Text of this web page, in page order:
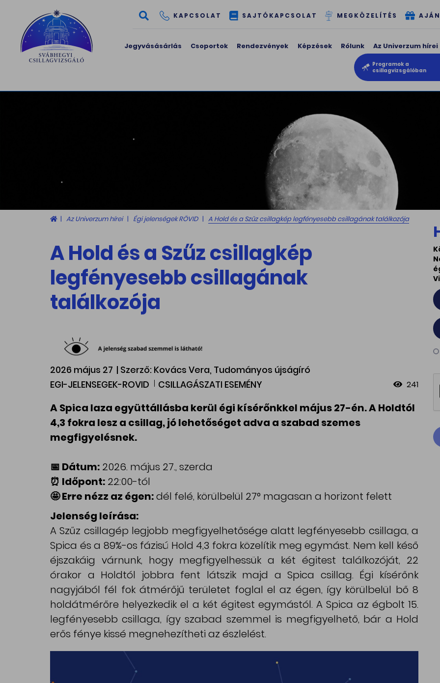
KAPCSOLAT SAJTÓKAPCSOLAT MEGKÖZELÍTÉS
Jegyvásásárlás Csoportok Rendezvények Képzések Rólunk Az Univerzum hírei
Programok a
csillagvizsgálóban
Az Univerzum hírei Égi jelenségek RÖVID A Hold és a Szűz csillagkép legfényesebb csillagának találkozója
A Hold és a Szűz csillagkép
legfényesebb csillagának
találkozója
2026 május 27 | Szerző: Kovács Vera, Tudományos újságíró
EGI-JELENSEGEK-ROVID
CSILLAGÁSZATI ESEMÉNY 241
A Spica laza együttállásba kerül égi kísérőnkkel május 27-én. A Holdtól
4,3 fokra lesz a csillag, jó lehetőséget adva a szabad szemes
megfigyelésnek.
📅 Dátum: 2026. május 27., szerda
⏰ Időpont: 22:00-tól
🤩 Erre nézz az égen:dél felé, körülbelül 27° magasan a horizont felett
Jelenség leírása:
A Szűz csillagép legjobb megfigyelhetősége alatt legfényesebb csillaga, a
Spica és a 89%-os fázisú Hold 4,3 fokra közelítik meg egymást. Nem kell késő
éjszakáig várnunk, hogy megfigyelhessük a két égitest találkozóját, 22
órakor a Holdtól jobbra fent látszik majd a Spica csillag. Égi kísérőnk
nagyjából fél fok átmérőjű területet foglal el az égen, így körülbelül bő 8
holdátmérőre helyezkedik el a két égitest egymástól. A Spica az égbolt 15.
legfényesebb csillaga, így szabad szemmel is megfigyelhető, bár a Hold
erős fénye kissé megnehezítheti az észlelést.